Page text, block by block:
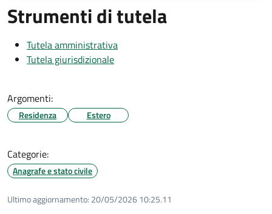
Strumenti di tutela
Tutela amministrativa
Tutela giurisdizionale
Argomenti:
Residenza Estero
Categorie:
Anagrafe e stato civile
Ultimo aggiornamento: 20/05/2026 10:25.11